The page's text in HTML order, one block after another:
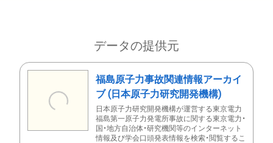
データの提供元
福島原子力事故関連情報アーカイ
ブ (日本原子力研究開発機構)
日本原子力研究開発機構が運営する東京電力
福島第一原子力発電所事故に関する東京電力・
国・地方自治体・研究機関等のインターネット
情報及び学会口頭発表情報を検索・閲覧するこ